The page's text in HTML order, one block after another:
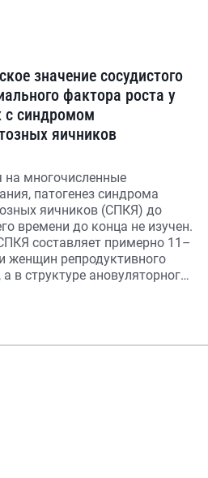
значение сосудистого
фактора роста у
с синдромом
яичников
на многочисленные
патогенез синдрома
яичников (СПКЯ) до
времени до конца не изучен.
составляет примерно 11–
женщин репродуктивного
а в структуре ановуляторного